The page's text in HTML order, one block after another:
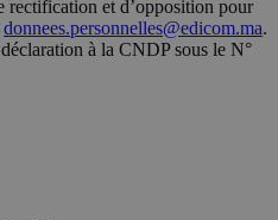
rectification et d’opposition pour
donnees.personnelles@edicom.ma.
à la CNDP sous le N°